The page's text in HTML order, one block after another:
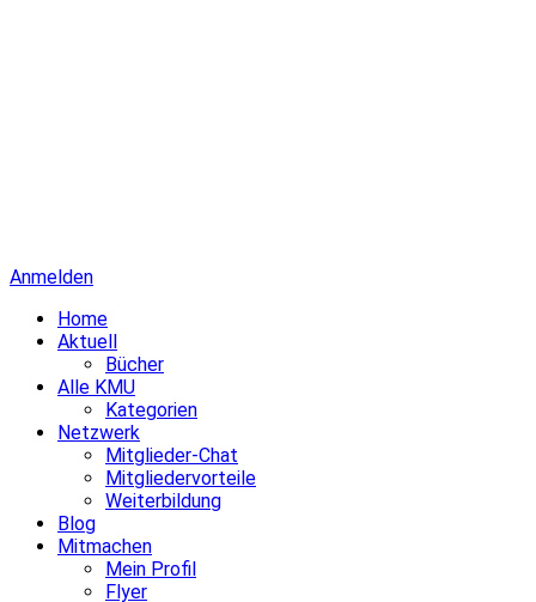
Anmelden
Home
Aktuell
Bücher
Alle KMU
Kategorien
Netzwerk
Mitglieder-Chat
Mitgliedervorteile
Weiterbildung
Blog
Mitmachen
Mein Profil
Flyer